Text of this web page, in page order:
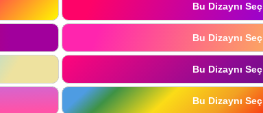
Bu Dizaynı Seç
Bu Dizaynı Seç
Bu Dizaynı Seç
Bu Dizaynı Seç